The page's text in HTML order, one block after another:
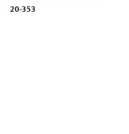
20-353